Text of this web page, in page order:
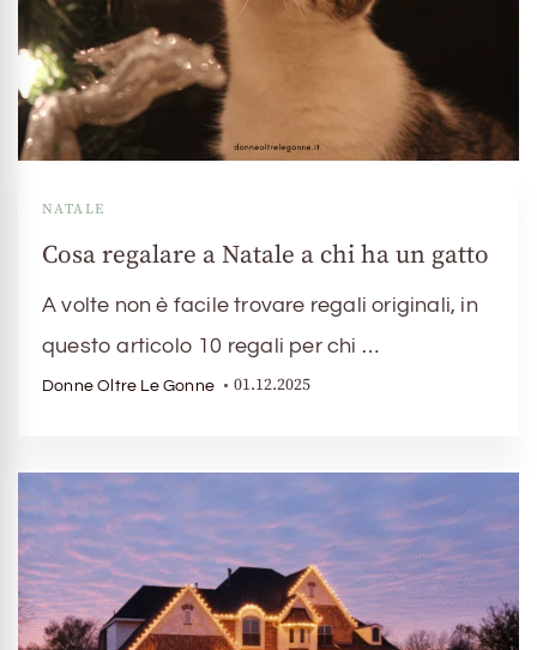
NATALE
Cosa regalare a Natale a chi ha un gatto
A volte non è facile trovare regali originali, in
questo articolo 10 regali per chi …
Donne Oltre Le Gonne 01.12.2025